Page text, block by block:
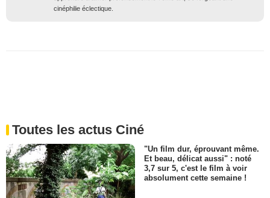
cinéphilie éclectique.
Toutes les actus Ciné
"Un film dur, éprouvant même.
Et beau, délicat aussi" : noté
3,7 sur 5, c'est le film à voir
absolument cette semaine !